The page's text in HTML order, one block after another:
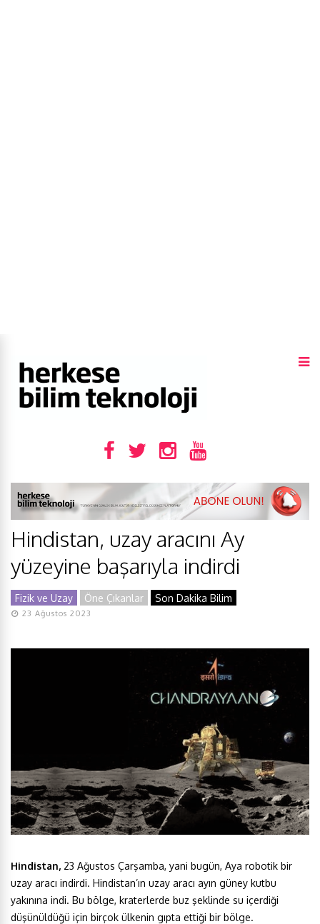
Hindistan, uzay aracını Ay
yüzeyine başarıyla indirdi
Fizik ve Uzay Öne Çıkanlar Son Dakika Bilim
23 Ağustos 2023
Hindistan, 23 Ağustos Çarşamba, yani bugün, Aya robotik bir
uzay aracı indirdi. Hindistan’ın uzay aracı ayın güney kutbu
yakınına indi. Bu bölge, kraterlerde buz şeklinde su içerdiği
düşünüldüğü için birçok ülkenin gıpta ettiği bir bölge.